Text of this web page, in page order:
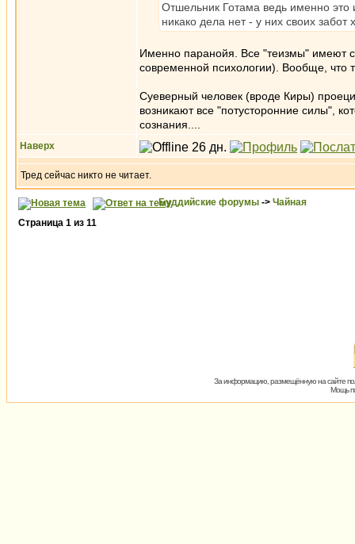
Отшельник Готама ведь именно
никако дела нет - у них своих забот
Именно паранойя. Все "теизмы" имеют
современной психологии). Вообще, что
Суеверный человек (вроде Киры)
возникают все "потусторонние силы",
сознания....
Наверх
Тред сейчас никто не читает.
Буддийские форумы -> Чайная
Страница 1 из 11
За информацию, размещённую на сайте
Мощь